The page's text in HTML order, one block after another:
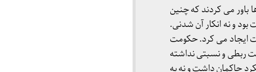
می کردند که چنین
بود و نه انکار آن شدنی.
ایجاد می کرد. حکومت
ربطی و نسبتی نداشته
حاکمان داشت و نه به